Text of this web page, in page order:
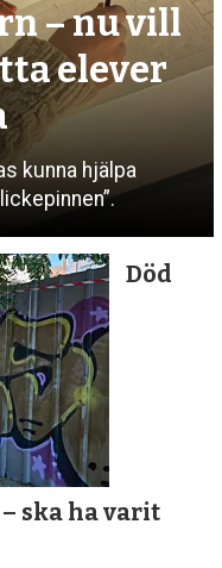
– nu vill
elever
kunna hjälpa
Död
– ska ha varit